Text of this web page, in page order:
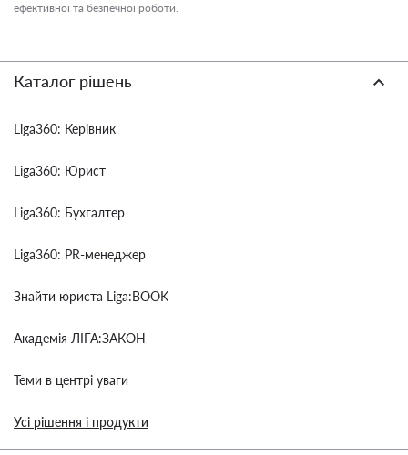
ефективної та безпечної роботи.
Каталог рішень
Liga360: Керівник
Liga360: Юрист
Liga360: Бухгалтер
Liga360: PR-менеджер
Знайти юриста Liga:BOOK
Академія ЛІГА:ЗАКОН
Теми в центрі уваги
Усі рішення і продукти